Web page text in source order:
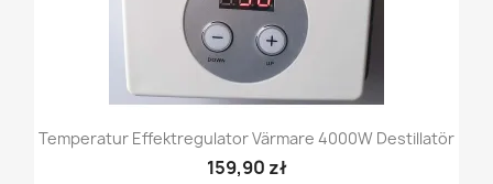
Temperatur Effektregulator Värmare 4000W Destillatör
159,90 zł